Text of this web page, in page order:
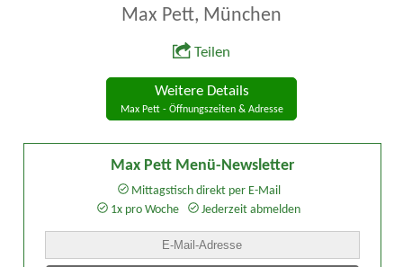
Max Pett, München
Teilen
Weitere Details
Max Pett - Öffnungszeiten & Adresse
Max Pett Menü-Newsletter
Mittagstisch direkt per E-Mail
1x pro Woche
Jederzeit abmelden